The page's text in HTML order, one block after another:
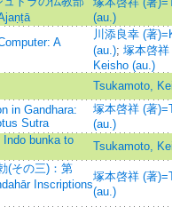
(au.)
A
川添良幸 (著
(au.); 塚本啓
Keisho (au.)
Tsukamoto,
in Gandhara:
Sutra
塚本啓祥 (著
(au.)
bunka to
Tsukamoto,
(その三)：第
Inscriptions
塚本啓祥 (著
(au.)